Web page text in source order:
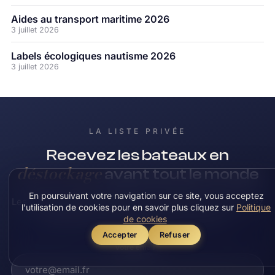
En poursuivant votre navigation sur ce site, vous acceptez
l'utilisation de cookies pour en savoir plus cliquez sur Politique
de cookies
Accepter Refuser
Aides au transport maritime 2026
3 juillet 2026
Labels écologiques nautisme 2026
3 juillet 2026
LA LISTE PRIVÉE
Recevez les bateaux en
déstockageavant tout le monde
Les meilleures affaires partent en quelques jours. Laissez
votre email : vous êtes prévenu en premier.
Votre email*